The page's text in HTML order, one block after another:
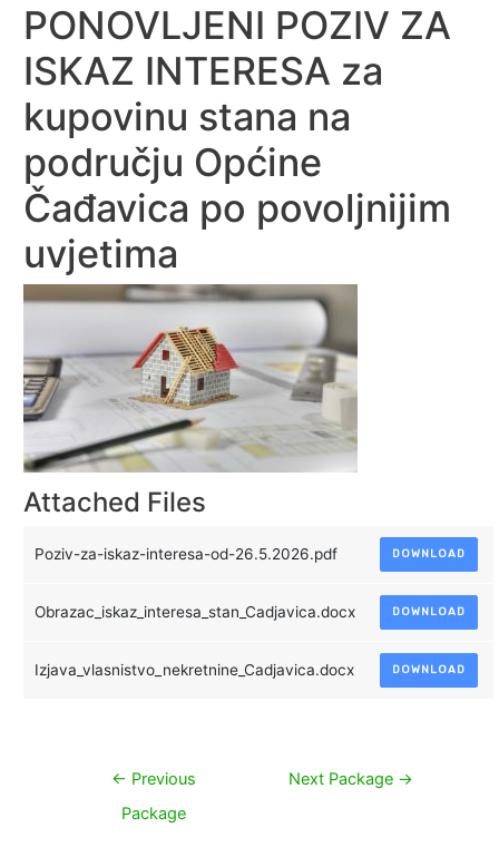
PONOVLJENI POZIV ZA
ISKAZ INTERESA za
kupovinu stana na
području Općine
Čađavica po povoljnijim
uvjetima
Attached Files
Poziv-za-iskaz-interesa-od-26.5.2026.pdf DOWNLOAD
Obrazac_iskaz_interesa_stan_Cadjavica.docx DOWNLOAD
Izjava_vlasnistvo_nekretnine_Cadjavica.docx DOWNLOAD
Navigacija
← Previous
Package
Next Package →